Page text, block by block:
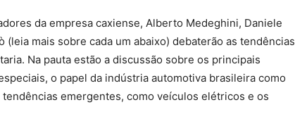
da empresa caxiense, Alberto Medeghini, Daniele
(leia mais sobre cada um abaixo) debaterão as tendências
Na pauta estão a discussão sobre os principais
o papel da indústria automotiva brasileira como
emergentes, como veículos elétricos e os